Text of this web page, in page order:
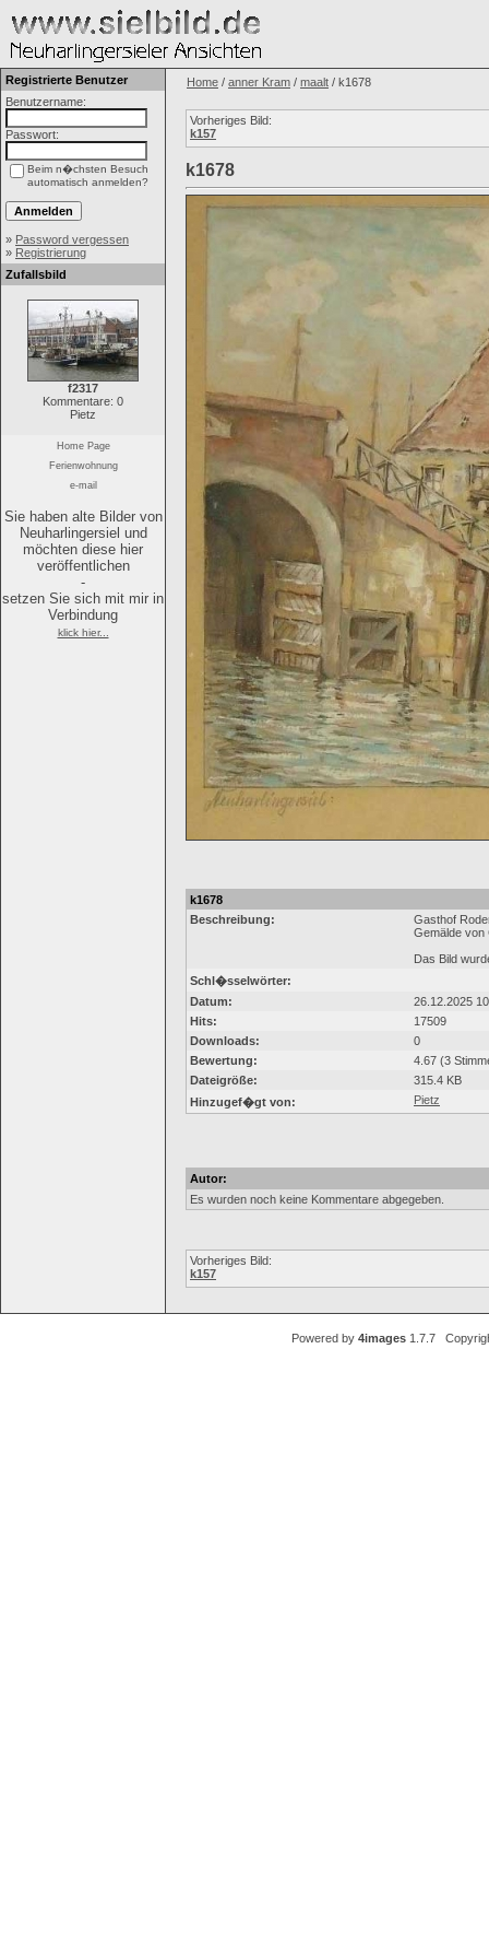
Registrierte Benutzer
Benutzername:
Passwort:
Beim n�chsten Besuch
automatisch anmelden?
» Password vergessen
» Registrierung
Zufallsbild
f2317
Kommentare: 0
Pietz
Home Page
Ferienwohnung
e-mail
Sie haben alte Bilder von
Neuharlingersiel und
möchten diese hier
veröffentlichen
-
setzen Sie sich mit mir in
Verbindung
klick hier...
Home / anner Kram / maalt / k1678
Vorheriges Bild:
k157
k1678
k1678
Beschreibung:
Gasthof
Gemälde von
Das Bild
Schl�sselwörter:
Datum:
26.12.2025
Hits:
17509
Downloads:
0
Bewertung:
4.67 (3
Dateigröße:
315.4 KB
Hinzugef�gt von:
Pietz
Autor:
Es wurden noch keine Kommentare abgegeben.
Vorheriges Bild:
k157
Powered by 4images1.7.7